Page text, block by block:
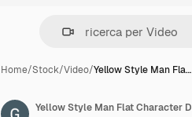
Home/Stock/Video/Yellow Style Man Fla…